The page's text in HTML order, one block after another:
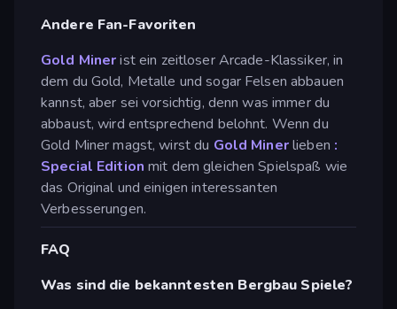
Andere Fan-Favoriten
Gold Minerist ein zeitloser Arcade-Klassiker, in
dem du Gold, Metalle und sogar Felsen abbauen
kannst, aber sei vorsichtig, denn was immer du
abbaust, wird entsprechend belohnt. Wenn du
Gold Miner magst, wirst du Gold Minerlieben :
Special Edition mit dem gleichen Spielspaß wie
das Original und einigen interessanten
Verbesserungen.
FAQ
Was sind die bekanntesten Bergbau Spiele?